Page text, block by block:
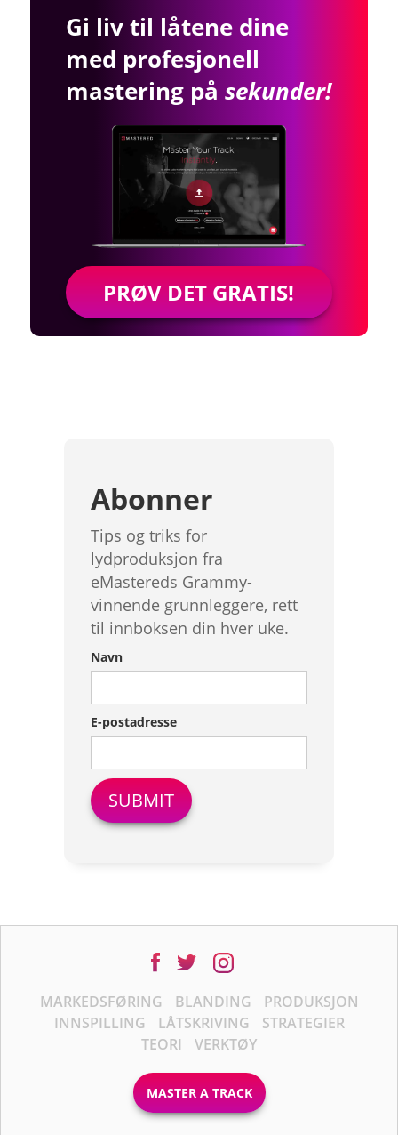
Gi liv til låtene dine
med profesjonell
mastering på sekunder!
PRØV DET GRATIS!
Abonner
Tips og triks for
lydproduksjon fra
eMastereds Grammy-
vinnende grunnleggere, rett
til innboksen din hver uke.
Navn
E-postadresse
MARKEDSFØRING BLANDING
PRODUKSJON
INNSPILLING
LÅTSKRIVING
STRATEGIER
TEORI
VERKTØY
MASTER A TRACK